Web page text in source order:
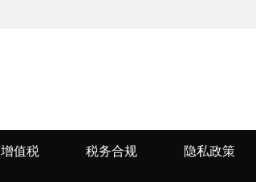
增值税 税务合规 隐私政策